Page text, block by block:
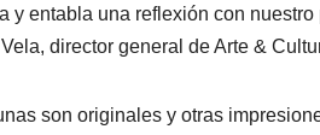
y entabla una reflexión con
director general de Arte &
son originales y otras